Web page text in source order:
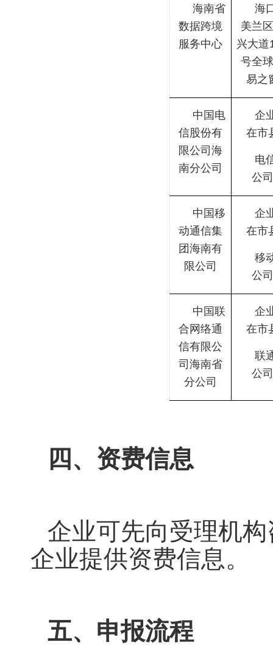
海南省
数据跨境
服务中心
海
美兰
兴大道
号全
易之
中国电
信股份有
限公司海
南分公司
企
在市
电
公司
中国移
动通信集
团海南有
限公司
企
在市
移
公司
中国联
合网络通
信有限公
司海南省
分公司
企
在市
联
公司
四、资费信息
企业可先向受理机
企业提供资费信息。
五、申报流程